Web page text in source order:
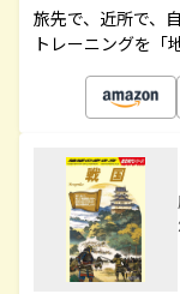
旅先で、近所で、
トレーニングを「